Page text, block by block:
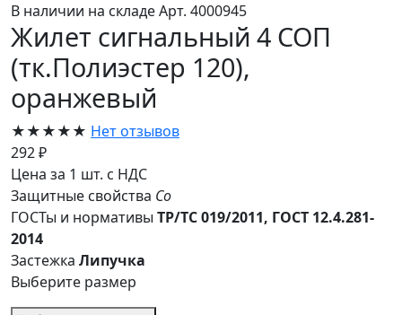
В наличии на складеАрт. 4000945
Жилет сигнальный 4 СОП
(тк.Полиэстер 120),
оранжевый
★★★★★ Нет отзывов
292 ₽
Цена за 1 шт. с НДС
Защитные свойства Со
ГОСТы и нормативы ТР/ТС 019/2011, ГОСТ 12.4.281-
2014
Застежка Липучка
Выберите размер